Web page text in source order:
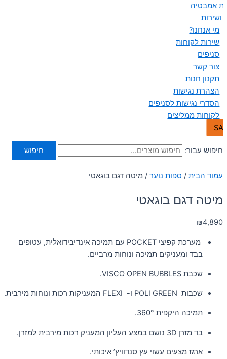
אמבטיה
ושירות
מי אנחנו?
שירות לקוחות
סניפים
צור קשר
תקנון חנות
הצהרת נגישות
הסדרי נגישות לסניפים
לקוחות ממליצים
חיפוש עבור: חיפוש
עמוד הבית / ספות נוער / מיטה דגם בוגאטי
מיטה דגם בוגאטי
₪4,890
מערכת קפיצי POCKET עם תמיכה אינדיבידואלית, עטופים
בבד ומעניקים תמיכה ונוחות מרביים.
שכבת VISCO OPEN BUBBLES.
שכבות POLI GREEN ו- FLEXI המעניקות רכות ונוחות מירבית.
תמיכה היקפית 360°.
בד מזרן 3D נושם במצע העליון המעניק רכות מירבית למזרן.
ארגז מצעים עשוי עץ סנדוויץ’ איכותי.